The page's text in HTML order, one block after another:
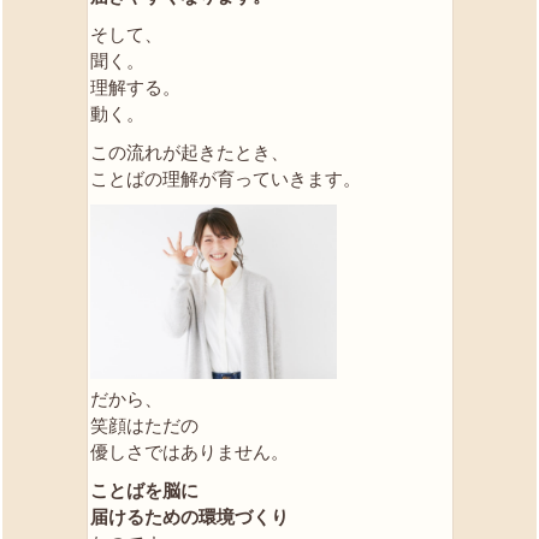
そして、
聞く。
理解する。
動く。
この流れが起きたとき、
ことばの理解が育っていきます。
だから、
笑顔はただの
優しさではありません。
ことばを脳に
届けるための環境づくり